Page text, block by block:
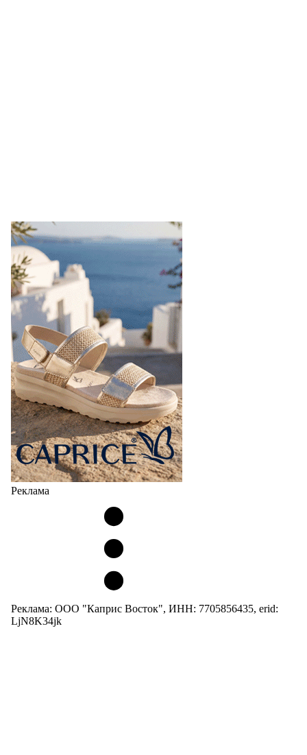
Реклама
Реклама: ООО "Каприс Восток", ИНН: 7705856435, erid:
LjN8K34jk